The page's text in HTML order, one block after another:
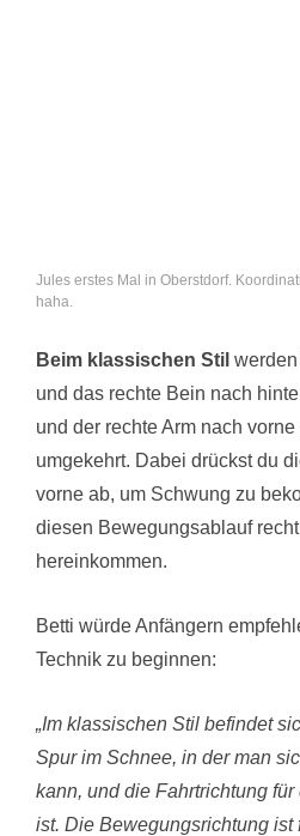
Jules erstes Mal in Oberstdorf.
haha.
Beim klassischen Stil
und das rechte Bein nach
und der rechte Arm nach
umgekehrt. Dabei drückst du
vorne ab, um Schwung zu
diesen Bewegungsablauf recht
hereinkommen.
Betti würde Anfängern
Technik zu beginnen:
„Im klassischen Stil befindet
Spur im Schnee, in der man
kann, und die Fahrtrichtung
ist. Die Bewegungsrichtung